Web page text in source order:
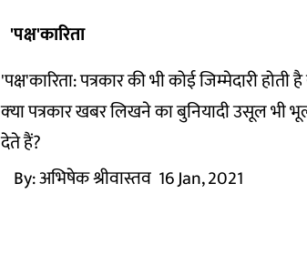
'पक्ष'कारिता
'पक्ष'कारिता: पत्रकार की भी कोई जिम्‍मेदारी होती
क्‍या पत्रकार खबर लिखने का बुनियादी उसूल
देते हैं?
By:अभिषेक श्रीवास्तव 16 Jan, 2021